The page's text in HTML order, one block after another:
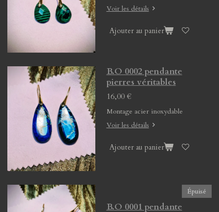
Voir les détails
Ajouter au panier
B.O 0002 pendante
pierres véritables
16,00 €
Montage acier inoxydable
Voir les détails
Ajouter au panier
Épuisé
B.O 0001 pendante